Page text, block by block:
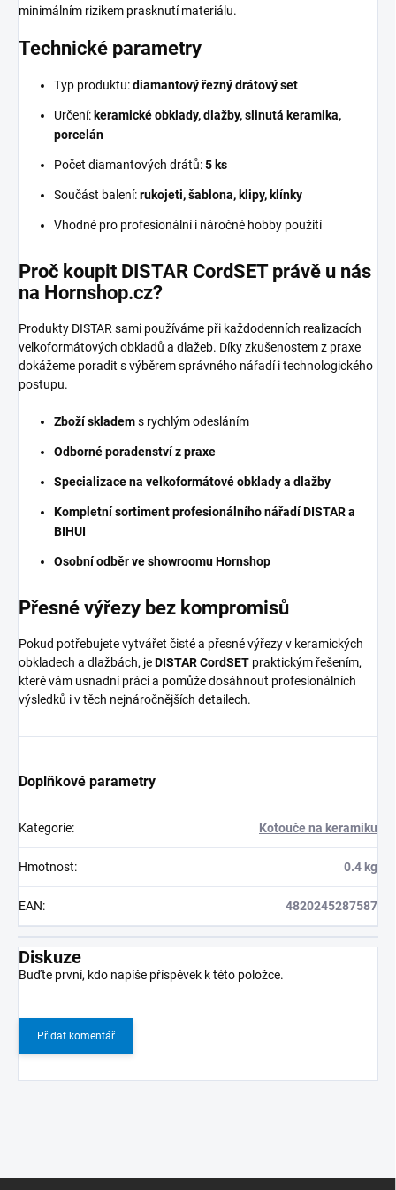
minimálním rizikem prasknutí materiálu.
Technické parametry
Typ produktu:diamantový řezný drátový set
Určení: keramické obklady, dlažby, slinutá keramika,
porcelán
Počet diamantových drátů:5 ks
Součást balení:rukojeti, šablona, klipy, klínky
Vhodné pro profesionální i náročné hobby použití
Proč koupit DISTAR CordSET právě u nás
na Hornshop.cz?
Produkty DISTAR sami používáme při každodenních realizacích
velkoformátových obkladů a dlažeb. Díky zkušenostem z praxe
dokážeme poradit s výběrem správného nářadí i technologického
postupu.
Zboží skladems rychlým odesláním
Odborné poradenství z praxe
Specializace na velkoformátové obklady a dlažby
Kompletní sortiment profesionálního nářadí DISTAR a
BIHUI
Osobní odběr ve showroomu Hornshop
Přesné výřezy bez kompromisů
Pokud potřebujete vytvářet čisté a přesné výřezy v keramických
obkladech a dlažbách, jeDISTAR CordSET praktickým řešením,
které vám usnadní práci a pomůže dosáhnout profesionálních
výsledků i v těch nejnáročnějších detailech.
Doplňkové parametry
Kategorie: Kotouče na keramiku
Hmotnost: 0.4 kg
EAN: 4820245287587
Diskuze
Buďte první, kdo napíše příspěvek k této položce.
Přidat komentář